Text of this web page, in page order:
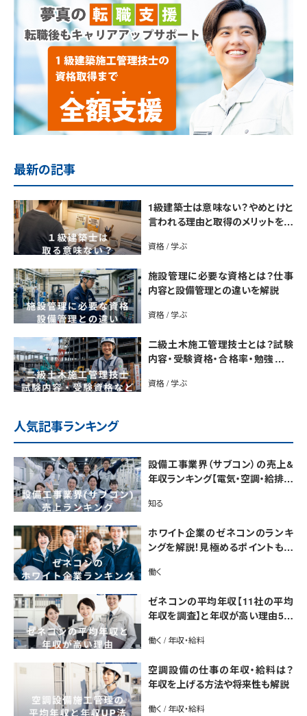
最新の記事
1級建築士は意味ない？やめとけと
言われる理由と取得のメリットを解
資格 / 学ぶ
施設管理に必要な資格とは？仕事
内容と設備管理との違いを解説
資格 / 学ぶ
二級土木施工管理技士とは？試験
内容・受験資格・合格率・勉強法を
資格 / 学ぶ
人気記事ランキング
設備工事業界（サブコン）の売上&
年収ランキング【電気・空調・給排水
市場規模も解説
知る
ホワイト企業のゼネコンのランキ
ングを解説！見極めるポイントも紹
働く
ゼネコンの平均年収【11社の平均
年収を調査】と年収が高い理由5選
働く / 年収・給料
空調設備の仕事の年収・給料は？
年収を上げる方法や将来性も解説
働く / 年収・給料